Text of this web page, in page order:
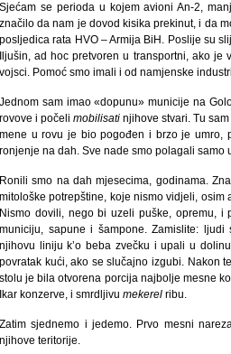
Sjećam se perioda u kojem avioni An-2,
značilo da nam je dovod kisika prekinut, i da
posljedica rata HVO – Armija BiH. Poslije su
Iljušin, ad hoc pretvoren u transportni, ako
vojsci. Pomoć smo imali i od namjenske
Jednom sam imao «dopunu» municije na
rovove i počeli mobilisati njihove stvari. Tu
mene u rovu je bio pogođen i brzo je umro,
ronjenje na dah. Sve nade smo polagali samo
Ronili smo na dah mjesecima, godinama.
mitološke potrepštine, koje nismo vidjeli,
Nismo dovili, nego bi uzeli puške, opremu,
municiju, sapune i šampone. Zamislite:
njihovu liniju k’o beba zvečku i upali u
povratak kući, ako se slučajno izgubi. Nakon
stolu je bila otvorena porcija najbolje mesne
Ikar konzerve, i smrdljivu mekerel ribu.
Zatim sjednemo i jedemo. Prvo mesni
njihove teritorije.